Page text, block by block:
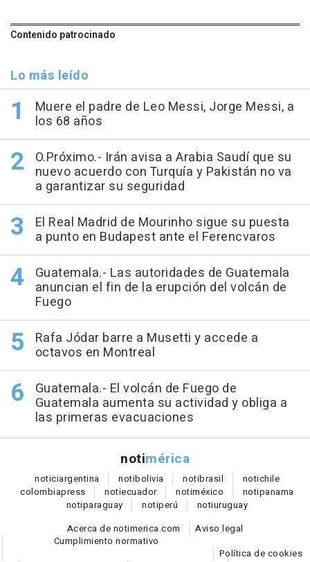
Contenido patrocinado
Lo más leído
Muere el padre de Leo Messi, Jorge Messi, a
los 68 años
O.Próximo.- Irán avisa a Arabia Saudí que su
nuevo acuerdo con Turquía y Pakistán no va
a garantizar su seguridad
El Real Madrid de Mourinho sigue su puesta
a punto en Budapest ante el Ferencvaros
Guatemala.- Las autoridades de Guatemala
anuncian el fin de la erupción del volcán de
Fuego
Rafa Jódar barre a Musetti y accede a
octavos en Montreal
Guatemala.- El volcán de Fuego de
Guatemala aumenta su actividad y obliga a
las primeras evacuaciones
notimérica
noticiargentina notibolivia notibrasil notichile
colombiapress notiecuador notiméxico notipanama
notiparaguay notiperú notiuruguay
Acerca de notimerica.com
Aviso legal
Cumplimiento normativo
Política de cookies